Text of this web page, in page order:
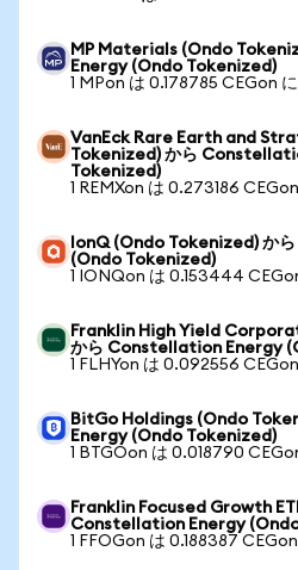
MP Materials (Ondo
Energy (Ondo Tokenized)
1 MPon は 0.178785 CEGon
VanEck Rare Earth and
Tokenized) から
Tokenized)
1 REMXon は 0.273186
IonQ (Ondo Tokenized) か
(Ondo Tokenized)
1 IONQon は 0.153444
Franklin High Yield
から Constellation Energy
1 FLHYon は 0.092556
BitGo Holdings (Ondo
Energy (Ondo Tokenized)
1 BTGOon は 0.018790
Franklin Focused Growth
Constellation Energy
1 FFOGon は 0.188387